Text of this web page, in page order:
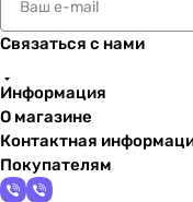
Связаться с нами
Информация
О магазине
Контактная
Покупателям